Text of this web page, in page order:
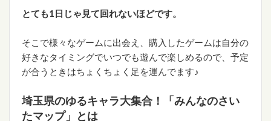
とても1日じゃ見て回れないほどです。
そこで様々なゲームに出会え、購入したゲームは自分の
好きなタイミングでいつでも遊んで楽しめるので、予定
が合うときはちょくちょく足を運んでます♪
埼玉県のゆるキャラ大集合！「みんなのさい
たマップ」とは